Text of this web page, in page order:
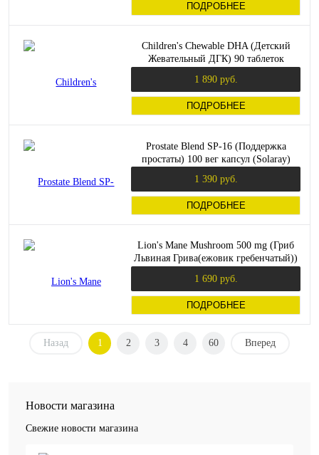
ПОДРОБНЕЕ
Children's Chewable DHA (Детский
Жевательный ДГК) 90 таблеток
1 890 руб.
ПОДРОБНЕЕ
Prostate Blend SP-16 (Поддержка
простаты) 100 вег капсул (Solaray)
1 390 руб.
ПОДРОБНЕЕ
Lion's Mane Mushroom 500 mg (Гриб
Львиная Грива(ежовик гребенчатый))
1 690 руб.
ПОДРОБНЕЕ
Назад 1 2 3 4 60 Вперед
Новости магазина
Свежие новости магазина